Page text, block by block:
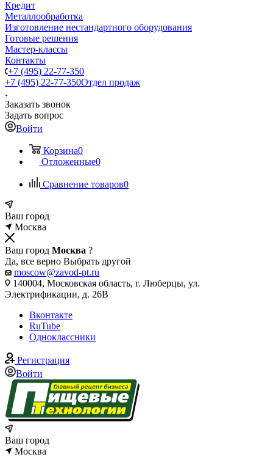
Кредит
Металлообработка
Изготовление нестандартного оборудования
Готовые решения
Мастер-классы
Контакты
+7 (495) 22-77-350
+7 (495) 22-77-350Отдел продаж
Заказать звонок
Задать вопрос
Войти
Корзина0
Отложенные0
Сравнение товаров0
Ваш город
Москва
Ваш город Москва ?
Да, все верно Выбрать другой
moscow@zavod-pt.ru
140004, Московская область, г. Люберцы, ул.
Электрификации, д. 26В
Вконтакте
RuTube
Одноклассники
Регистрация
Войти
Ваш город
Москва